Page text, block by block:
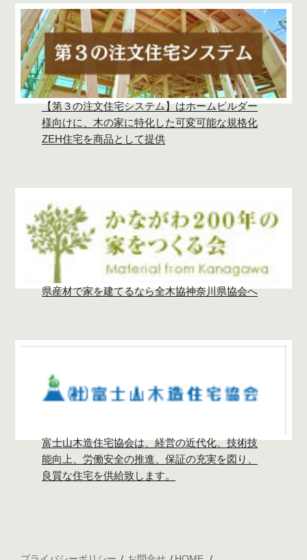
【第３の注文住宅システム】はホームビルダー
様向けに、木の家に特化した可変可能な規格化
ZEH住宅を商品として提供
県産材で家を建てるなら全木協神奈川県協会へ
富士山木造住宅協会は、経営の近代化、技術技
能向上、労働安全の推進、保証の充実を図り、
良質な住宅を供給致します。